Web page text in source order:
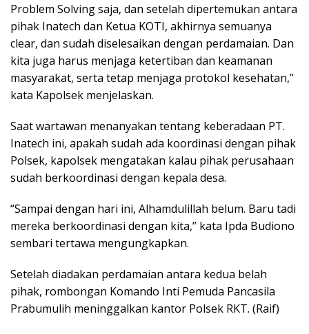
Problem Solving saja, dan setelah dipertemukan antara
pihak Inatech dan Ketua KOTI, akhirnya semuanya
clear, dan sudah diselesaikan dengan perdamaian. Dan
kita juga harus menjaga ketertiban dan keamanan
masyarakat, serta tetap menjaga protokol kesehatan,”
kata Kapolsek menjelaskan.
Saat wartawan menanyakan tentang keberadaan PT.
Inatech ini, apakah sudah ada koordinasi dengan pihak
Polsek, kapolsek mengatakan kalau pihak perusahaan
sudah berkoordinasi dengan kepala desa.
“Sampai dengan hari ini, Alhamdulillah belum. Baru tadi
mereka berkoordinasi dengan kita,” kata Ipda Budiono
sembari tertawa mengungkapkan.
Setelah diadakan perdamaian antara kedua belah
pihak, rombongan Komando Inti Pemuda Pancasila
Prabumulih meninggalkan kantor Polsek RKT. (Raif)